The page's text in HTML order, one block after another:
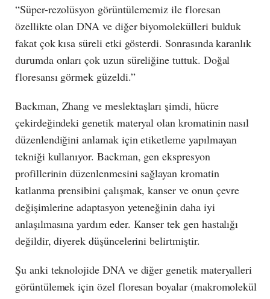
“Süper-rezolüsyon görüntülememiz ile floresan
özellikte olan DNA ve diğer biyomolekülleri bulduk
fakat çok kısa süreli etki gösterdi. Sonrasında karanlık
durumda onları çok uzun süreliğine tuttuk. Doğal
floresansı görmek güzeldi.”
Backman, Zhang ve meslektaşları şimdi, hücre
çekirdeğindeki genetik materyal olan kromatinin nasıl
düzenlendiğini anlamak için etiketleme yapılmayan
tekniği kullanıyor. Backman, gen ekspresyon
profillerinin düzenlenmesini sağlayan kromatin
katlanma prensibini çalışmak, kanser ve onun çevre
değişimlerine adaptasyon yeteneğinin daha iyi
anlaşılmasına yardım eder. Kanser tek gen hastalığı
değildir, diyerek düşüncelerini belirtmiştir.
Şu anki teknolojide DNA ve diğer genetik materyalleri
görüntülemek için özel floresan boyalar (makromolekül